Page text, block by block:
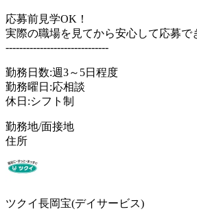
応募前見学OK！
実際の職場を見てから安心して応募で
------------------------------
勤務日数:週3～5日程度
勤務曜日:応相談
休日:シフト制
勤務地/面接地
住所
ツクイ長岡宝(デイサービス)